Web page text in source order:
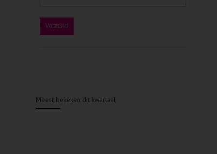
Meest bekeken dit kwartaal